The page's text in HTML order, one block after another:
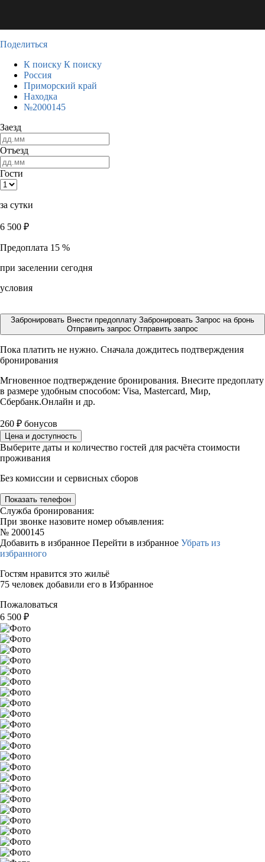
Поделиться
К поиску К поиску
Россия
Приморский край
Находка
№2000145
Заезд
Отъезд
Гости
за сутки
6 500 ₽
Предоплата 15 %
при заселении сегодня
условия
Забронировать Внести предоплату Забронировать Запрос на бронь
Отправить запрос Отправить запрос
Пока платить не нужно. Сначала дождитесь подтверждения
бронирования
Мгновенное подтверждение бронирования. Внесите предоплату
в размере удобным способом: Visa, Mastercard, Мир,
Сбербанк.Онлайн и др.
260 ₽ бонусов
Цена и доступность
Выберите даты и количество гостей для расчёта стоимости
проживания
Без комиссии и сервисных сборов
Показать телефон
Служба бронирования:
При звонке назовите номер объявления:
№ 2000145
Добавить в избранное Перейти в избранное Убрать из
избранного
Гостям нравится это жильё
75 человек добавили его в Избранное
Пожаловаться
6 500 ₽